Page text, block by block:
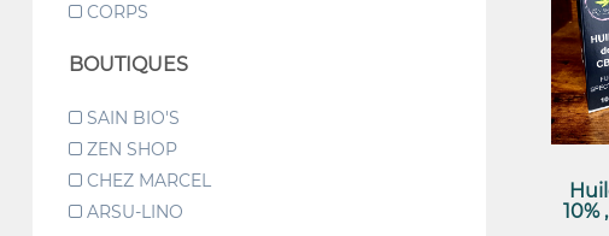
CORPS
BOUTIQUES
SAIN BIO'S
ZEN SHOP
CHEZ MARCEL
ARSU-LINO
10%